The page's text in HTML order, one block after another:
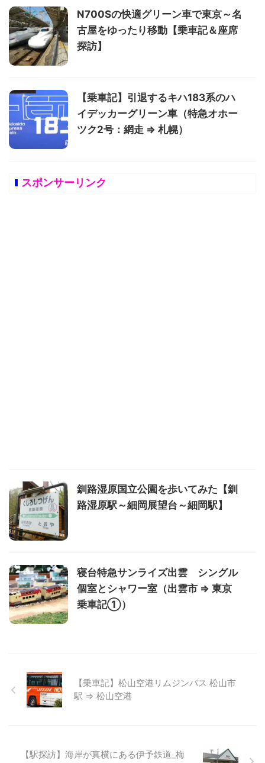
N700Sの快適グリーン車で東京～名
古屋をゆったり移動【乗車記＆座席
探訪】
【乗車記】引退するキハ183系のハ
イデッカーグリーン車（特急オホー
ツク2号：網走 ⇒ 札幌）
スポンサーリンク
釧路湿原国立公園を歩いてみた【釧
路湿原駅～細岡展望台～細岡駅】
寝台特急サンライズ出雲 シングル
個室とシャワー室（出雲市 ⇒ 東京
乗車記①）
【乗車記】松山空港リムジンバス 松山市
駅 ⇒ 松山空港
【駅探訪】海岸が真横にある伊予鉄道_梅